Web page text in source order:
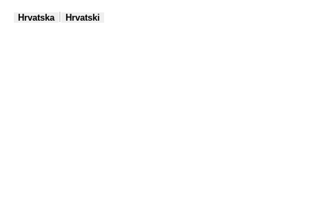
Hrvatska Hrvatski